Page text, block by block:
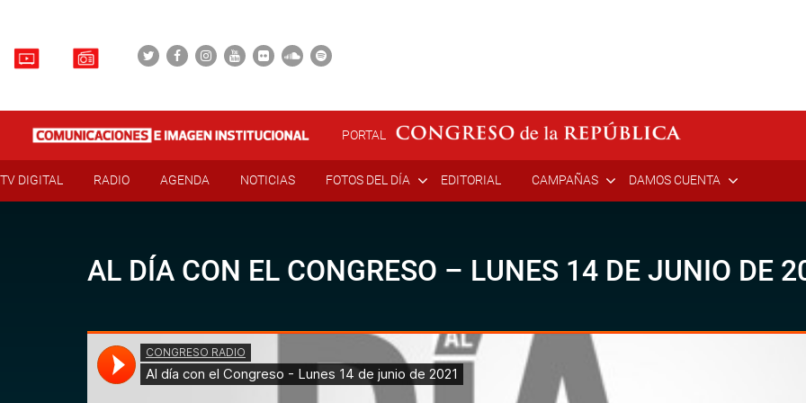
PORTAL
TV DIGITAL RADIO AGENDA NOTICIAS FOTOS DEL DÍA EDITORIAL CAMPAÑAS DAMOS CUENTA
AL DÍA CON EL CONGRESO – LUNES 14 DE JUNIO DE